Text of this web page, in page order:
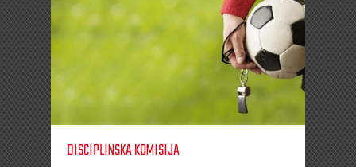
DISCIPLINSKA KOMISIJA